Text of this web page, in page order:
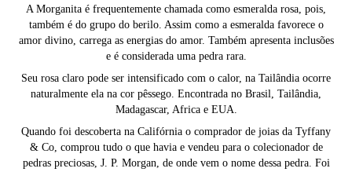
A Morganita é frequentemente chamada como esmeralda rosa, pois,
também é do grupo do berilo. Assim como a esmeralda favorece o
amor divino, carrega as energias do amor. Também apresenta inclusões
e é considerada uma pedra rara.
Seu rosa claro pode ser intensificado com o calor, na Tailândia ocorre
naturalmente ela na cor pêssego. Encontrada no Brasil, Tailândia,
Madagascar, Africa e EUA.
Quando foi descoberta na Califórnia o comprador de joias da Tyffany
& Co, comprou tudo o que havia e vendeu para o colecionador de
pedras preciosas, J. P. Morgan, de onde vem o nome dessa pedra. Foi